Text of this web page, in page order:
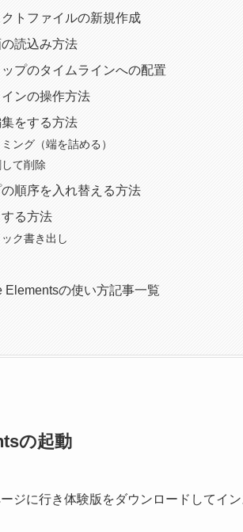
トファイルの新規作成
読込み方法
プのタイムラインへの配置
ンの操作方法
をする方法
ミング（端を詰める）
て削除
順序を入れ替える方法
る方法
ク書き出し
Elementsの使い方記事一覧
の起動
ジに行き体験版をダウンロードしてイン